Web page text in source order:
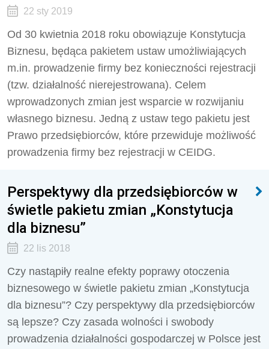
22 sty 2019
Od 30 kwietnia 2018 roku obowiązuje Konstytucja
Biznesu, będąca pakietem ustaw umożliwiających
m.in. prowadzenie firmy bez konieczności rejestracji
(tzw. działalność nierejestrowana). Celem
wprowadzonych zmian jest wsparcie w rozwijaniu
własnego biznesu. Jedną z ustaw tego pakietu jest
Prawo przedsiębiorców, które przewiduje możliwość
prowadzenia firmy bez rejestracji w CEIDG.
Perspektywy dla przedsiębiorców w
świetle pakietu zmian „Konstytucja
dla biznesu”
22 lis 2018
Czy nastąpiły realne efekty poprawy otoczenia
biznesowego w świetle pakietu zmian „Konstytucja
dla biznesu”? Czy perspektywy dla przedsiębiorców
są lepsze? Czy zasada wolności i swobody
prowadzenia działalności gospodarczej w Polsce jest